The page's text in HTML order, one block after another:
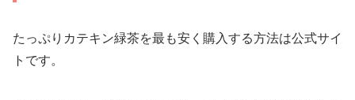
たっぷりカテキン緑茶を最も安く購入する方法は公式サイ
トです。